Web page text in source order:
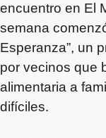
encuentro en El
semana
Esperanza”, un
por vecinos que
alimentaria a
difíciles.